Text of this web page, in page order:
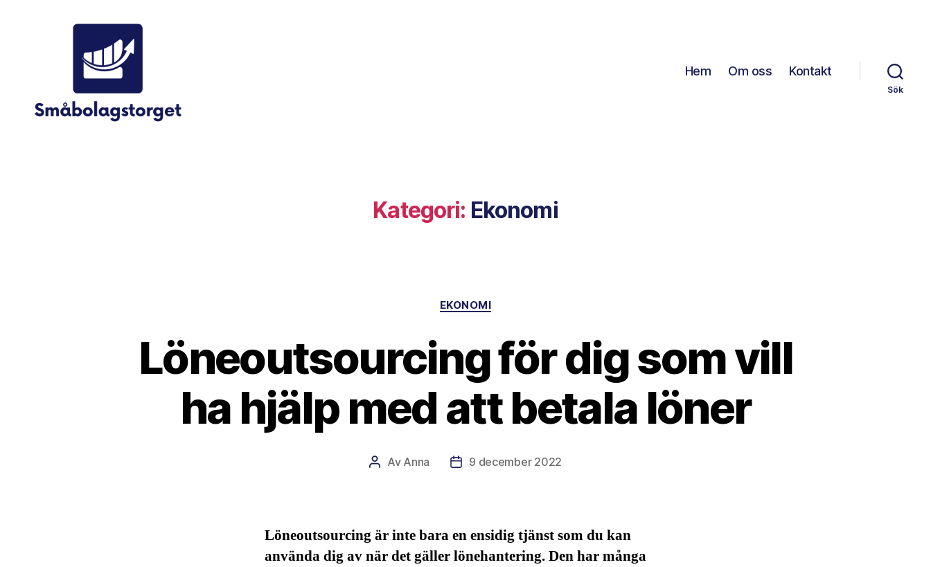
Hem Om oss Kontakt
Sök
Kategori: Ekonomi
Kategorier
EKONOMI
Löneoutsourcing för dig som vill
ha hjälp med att betala löner
Inläggsförfattare
Av Anna Inläggsdatum
9 december 2022
Löneoutsourcing är inte bara en ensidig tjänst som du kan
använda dig av när det gäller lönehantering. Den har många